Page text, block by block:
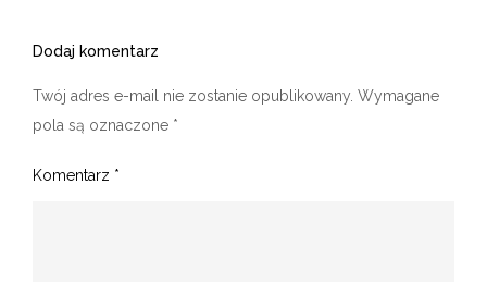
Dodaj komentarz
Twój adres e-mail nie zostanie opublikowany. Wymagane
pola są oznaczone *
Komentarz *